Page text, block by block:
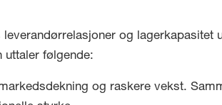
og lagerkapasitet
uttaler følgende:
og raskere vekst.